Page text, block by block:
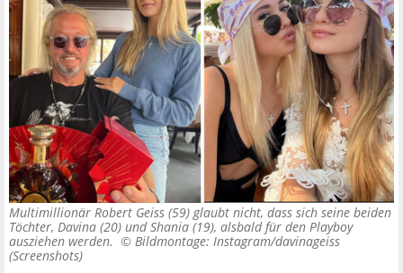
Multimillionär Robert Geiss (59) glaubt nicht, dass sich seine beiden
Töchter, Davina (20) und Shania (19), alsbald für den Playboy
ausziehen werden. © Bildmontage: Instagram/davinageiss
(Screenshots)